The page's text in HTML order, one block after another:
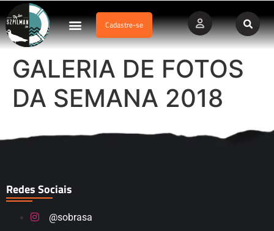
Cadastre-se
GALERIA DE FOTOS
DA SEMANA 2018
Redes Sociais
@sobrasa